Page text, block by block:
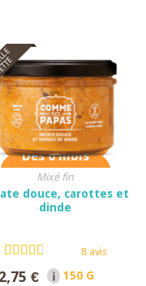
Dès 6 mois
Mixé fin
douce, carottes et
dinde
8 avis
2,75 € 150 G NET